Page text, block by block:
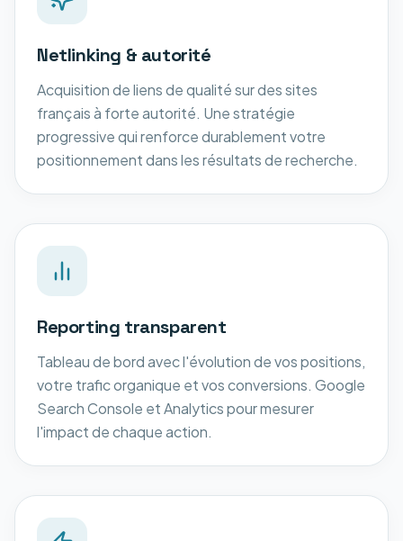
Netlinking & autorité
Acquisition de liens de qualité sur des sites
français à forte autorité. Une stratégie
progressive qui renforce durablement votre
positionnement dans les résultats de recherche.
Reporting transparent
Tableau de bord avec l'évolution de vos positions,
votre trafic organique et vos conversions. Google
Search Console et Analytics pour mesurer
l'impact de chaque action.